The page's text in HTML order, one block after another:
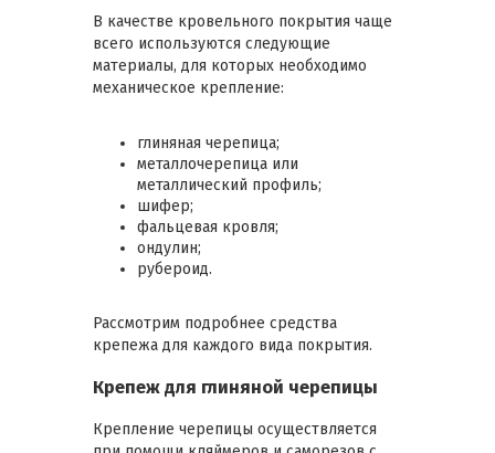
В качестве кровельного покрытия чаще
всего используются следующие
материалы, для которых необходимо
механическое крепление:
глиняная черепица;
металлочерепица или
металлический профиль;
шифер;
фальцевая кровля;
ондулин;
рубероид.
Рассмотрим подробнее средства
крепежа для каждого вида покрытия.
Крепеж для глиняной черепицы
Крепление черепицы осуществляется